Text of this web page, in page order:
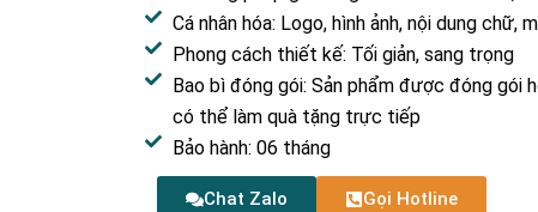
Cá nhân hóa: Logo, hình ảnh, nội dung chữ,
Phong cách thiết kế: Tối giản, sang trọng
Bao bì đóng gói: Sản phẩm được đóng gói
có thể làm quà tặng trực tiếp
Bảo hành: 06 tháng
Chat Zalo Gọi Hotline